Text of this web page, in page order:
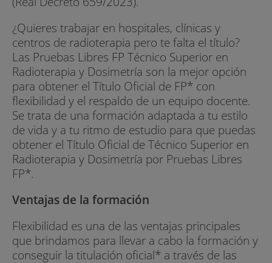
¿Quieres trabajar en hospitales, clínicas y
centros de radioterapia pero te falta el título?
Las Pruebas Libres FP Técnico Superior en
Radioterapia y Dosimetría son la mejor opción
para obtener el Título Oficial de FP* con
flexibilidad y el respaldo de un equipo docente.
Se trata de una formación adaptada a tu estilo
de vida y a tu ritmo de estudio para que puedas
obtener el Título Oficial de Técnico Superior en
Radioterapia y Dosimetría por Pruebas Libres
FP*.
Ventajas de la formación
Flexibilidad es una de las ventajas principales
que brindamos para llevar a cabo la formación y
conseguir la titulación oficial* a través de las